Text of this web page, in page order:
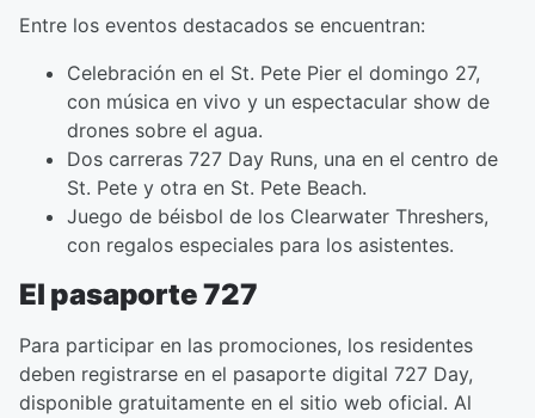
Entre los eventos destacados se encuentran:
Celebración en el St. Pete Pier el domingo 27,
con música en vivo y un espectacular show de
drones sobre el agua.
Dos carreras 727 Day Runs, una en el centro de
St. Pete y otra en St. Pete Beach.
Juego de béisbol de los Clearwater Threshers,
con regalos especiales para los asistentes.
El pasaporte 727
Para participar en las promociones, los residentes
deben registrarse en el pasaporte digital 727 Day,
disponible gratuitamente en el sitio web oficial. Al